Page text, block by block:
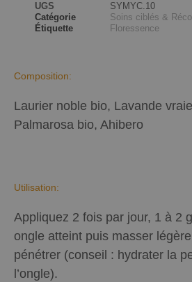
UGS
SYMYC.10
Catégorie
Soins ciblés &
Étiquette
Floressence
Composition:
Laurier noble bio, Lavande
Palmarosa bio, Ahibero
Utilisation:
Appliquez 2 fois par jour, 1 à 2
ongle atteint puis masser
pénétrer (conseil : hydrater la
l’ongle).